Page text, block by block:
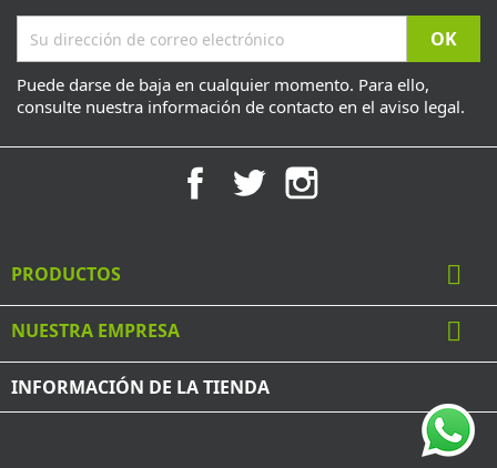
Puede darse de baja en cualquier momento. Para ello,
consulte nuestra información de contacto en el aviso legal.
FacebookTwitter
PRODUCTOS 
NUESTRA EMPRESA 
INFORMACIÓN DE LA TIENDA